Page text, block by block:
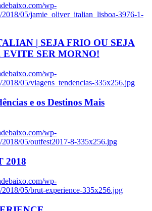
wp-
2018/05/jamie_oliver_italian_lisboa-3976-1-
| SEJA FRIO OU SEJA
SER MORNO!
wp-
05/viagens_tendencias-335x256.jpg
e os Destinos Mais
wp-
2018/05/outfest2017-8-335x256.jpg
2018
wp-
2018/05/brut-experience-335x256.jpg